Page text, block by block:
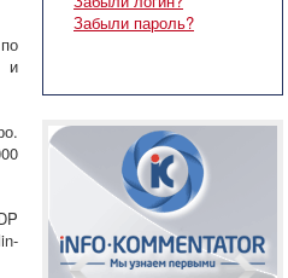
и
Забыли пароль?